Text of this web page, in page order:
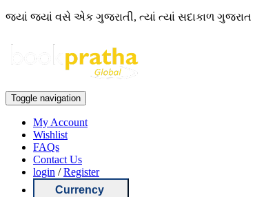
જ્યાં જ્યાં વસે એક ગુજરાતી, ત્યાં ત્યાં સદાકાળ ગુજરાત
Toggle navigation
My Account
Wishlist
FAQs
Contact Us
login /Register
Currency